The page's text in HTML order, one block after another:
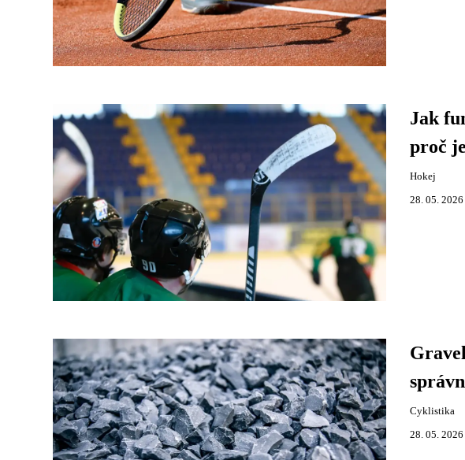
Jak
proč
Hokej
28. 05. 2026
Cyklistika
28. 05. 2026